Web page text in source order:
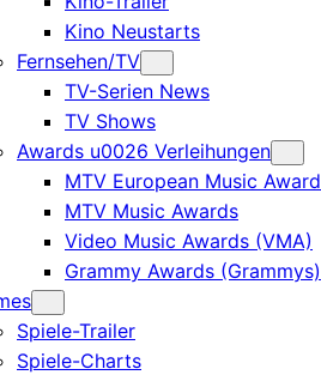
Kino Neustarts
Fernsehen/TV
TV-Serien News
TV Shows
Awards u0026 Verleihungen
MTV European Music
MTV Music Awards
Video Music Awards (VMA)
Grammy Awards (Grammys)
Spiele-Trailer
Spiele-Charts